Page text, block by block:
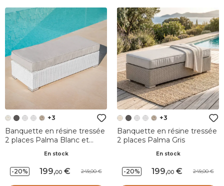
+3
Banquette en résine tressée
2 places Palma Blanc et
En stock
-20% 199,00 249,00
+3
Banquette en résine tressée
2 places Palma Gris
En stock
-20% 199,00 249,00